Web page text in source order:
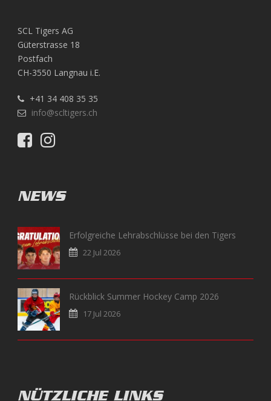
SCL Tigers AG
Güterstrasse 18
Postfach
CH-3550 Langnau i.E.
+41 34 408 35 35
info@scltigers.ch
NEWS
Erfolgreiche Lehrabschlüsse bei den Tigers
22 Jul 2026
Rückblick Summer Hockey Camp 2026
17 Jul 2026
NÜTZLICHE LINKS